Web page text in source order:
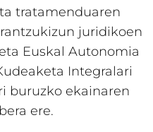
tratamenduaren
juridikoen
Euskal Autonomia
Integralari
buruzko ekainaren
ere.